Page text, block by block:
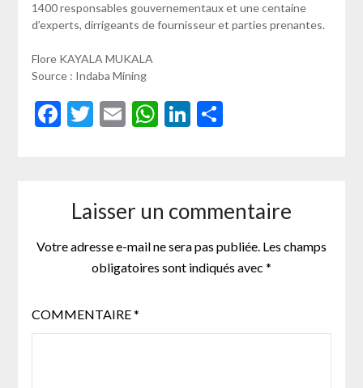
1400 responsables gouvernementaux et une centaine
d’experts, dirrigeants de fournisseur et parties prenantes.
Flore KAYALA MUKALA
Source : Indaba Mining
Facebook
Twitter
EmailWhatsApp
LinkedIn
Partager
Laisser un commentaire
Votre adresse e-mail ne sera pas publiée. Les champs
obligatoires sont indiqués avec *
COMMENTAIRE*